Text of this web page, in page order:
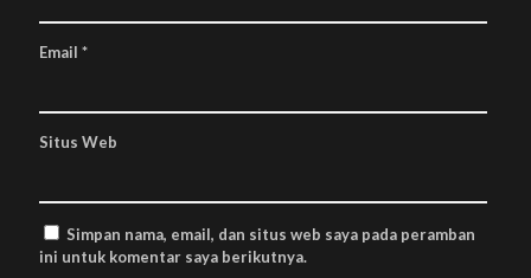
Email *
Situs Web
Simpan nama, email, dan situs web saya pada peramban
ini untuk komentar saya berikutnya.